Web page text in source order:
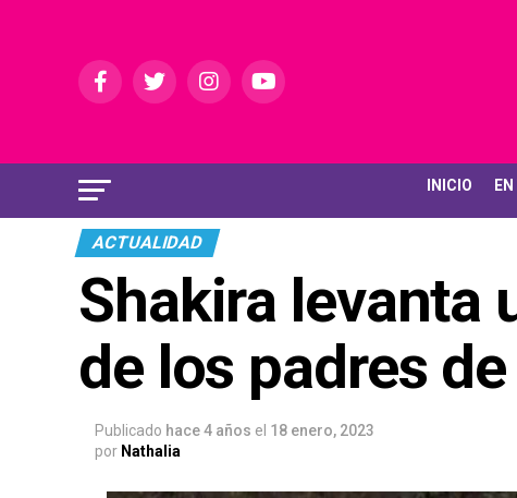
INICIO
ACTUALIDAD
Shakira levanta
de los padres
Publicado hace 4 años el 18 enero, 2023
por Nathalia